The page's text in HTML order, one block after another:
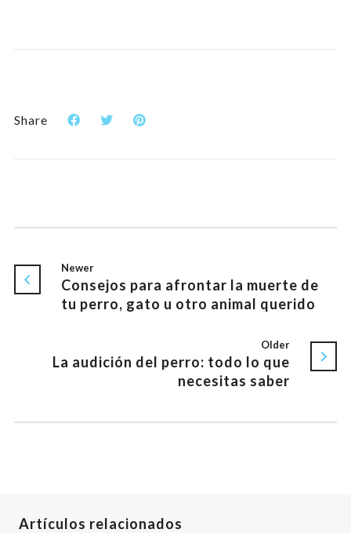
Share
Newer
Consejos para afrontar la muerte de
tu perro, gato u otro animal querido
Older
La audición del perro: todo lo que
necesitas saber
Artículos relacionados